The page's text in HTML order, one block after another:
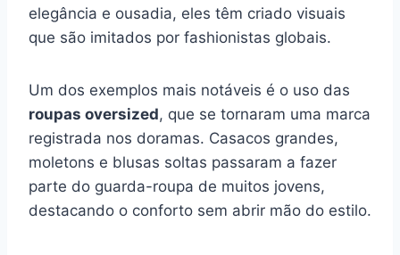
elegância e ousadia, eles têm criado visuais
que são imitados por fashionistas globais.
Um dos exemplos mais notáveis é o uso das
roupas oversized, que se tornaram uma marca
registrada nos doramas. Casacos grandes,
moletons e blusas soltas passaram a fazer
parte do guarda-roupa de muitos jovens,
destacando o conforto sem abrir mão do estilo.